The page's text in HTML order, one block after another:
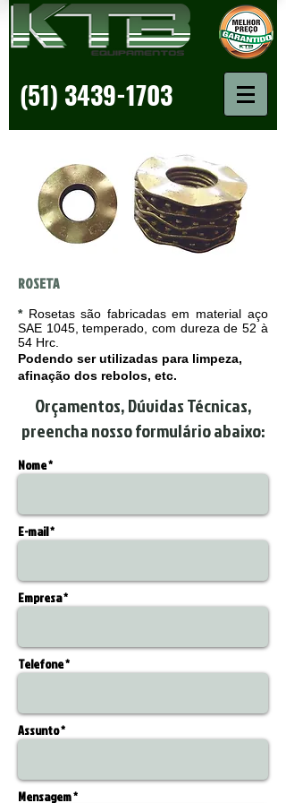
(51) 3439-1703
ROSETA
* Rosetas são fabricadas em material aço
SAE 1045, temperado, com dureza de 52 à
54 Hrc.
Podendo ser utilizadas para limpeza,
afinação dos rebolos, etc.
Orçamentos, Dúvidas Técnicas,
preencha nosso formulário abaixo:
Nome *
E-mail *
Empresa *
Telefone *
Assunto *
Mensagem *